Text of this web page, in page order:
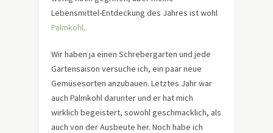
Lebensmittel-Entdeckung des Jahres ist wohl
Palmkohl.
Wir haben ja einen Schrebergarten und jede
Gartensaison versuche ich, ein paar neue
Gemüsesorten anzubauen. Letztes Jahr war
auch Palmkohl darunter und er hat mich
wirklich begeistert, sowohl geschmacklich, als
auch von der Ausbeute her. Noch habe ich